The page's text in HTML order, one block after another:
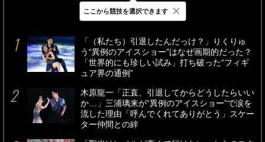
最新 24時間 週間
「（私たち）引退したんだっけ？」りくりゅ
う“異例のアイスショー”はなぜ画期的だった？
「世界的にも珍しい試み」打ち破った“フィギ
ュア界の通例”
木原龍一「正直、引退してからどうしたらいい
か…」三浦璃来が“異例のアイスショー”で涙を
流した理由「呼んでくれてありがとう」スケー
ター仲間との絆
ここから競技を選択できます ×